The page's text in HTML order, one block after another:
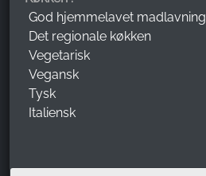
God hjemmelavet madlavning
Det regionale køkken
Vegetarisk
Vegansk
Tysk
Italiensk